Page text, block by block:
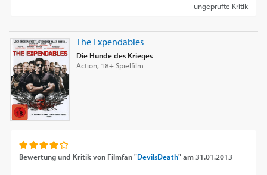
ungeprüfte Kritik
The Expendables
Die Hunde des Krieges
Action, 18+ Spielfilm
Bewertung und Kritik von Filmfan "DevilsDeath"am 31.01.2013